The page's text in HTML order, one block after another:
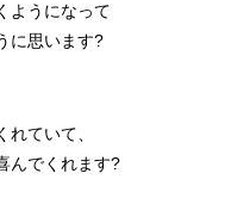
ようになって
に思います?
ていて、
んでくれます?